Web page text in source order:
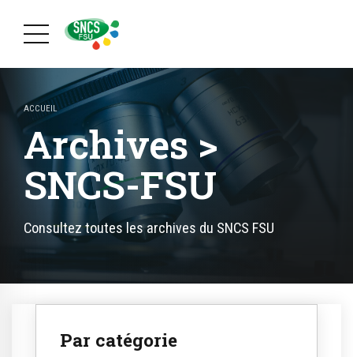
ACCUEIL
Archives >
SNCS-FSU
Consultez toutes les archives du SNCS FSU
Par catégorie